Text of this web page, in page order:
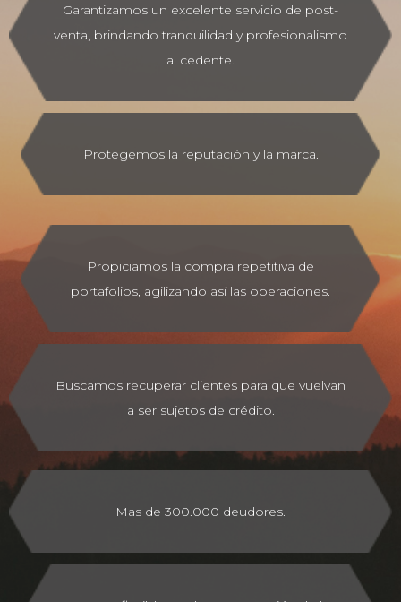
Garantizamos un excelente servicio de post-
venta, brindando tranquilidad y profesionalismo
al cedente.
Protegemos la reputación y la marca.
Propiciamos la compra repetitiva de
portafolios, agilizando así las operaciones.
Buscamos recuperar clientes para que vuelvan
a ser sujetos de crédito.
Mas de 300.000 deudores.